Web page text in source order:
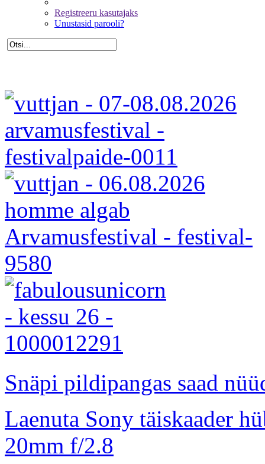
Registreeru kasutajaks
Unustasid parooli?
Snäpi pildipangas saad
Laenuta Sony täiskaader
20mm f/2.8